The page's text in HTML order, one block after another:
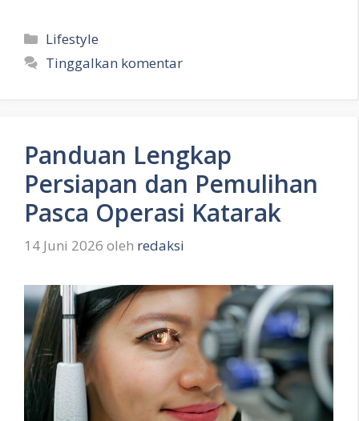
Kategori
Lifestyle
Tinggalkan komentar
Panduan Lengkap
Persiapan dan Pemulihan
Pasca Operasi Katarak
14 Juni 2026 oleh redaksi